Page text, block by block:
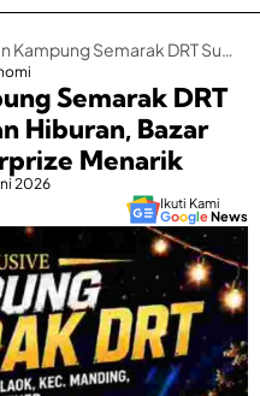
Ayo Saksikan Kampung Semarak DRT Sumenep, Hadirkan Hiburan, Bazar UMKM dan Doorprize Menarik
Semarak DRT
Hiburan, Bazar
Menarik
2026
Ikuti Kami
GoogleNews